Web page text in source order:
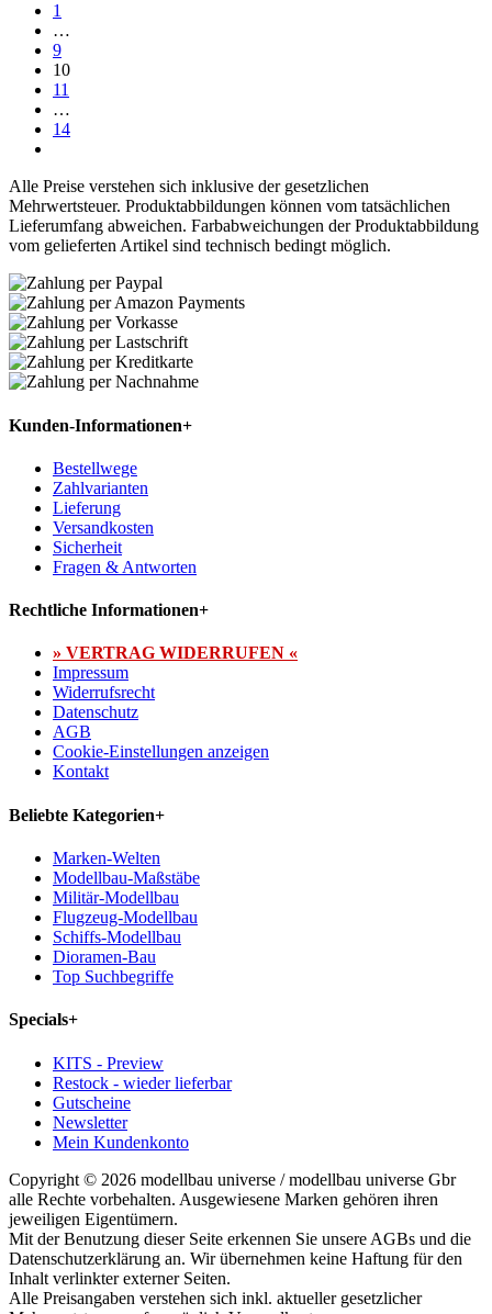
1
…
9
10
11
…
14
Alle Preise verstehen sich inklusive der gesetzlichen
Mehrwertsteuer. Produktabbildungen können vom tatsächlichen
Lieferumfang abweichen. Farbabweichungen der Produktabbildung
vom gelieferten Artikel sind technisch bedingt möglich.
Kunden-Informationen+
Bestellwege
Zahlvarianten
Lieferung
Versandkosten
Sicherheit
Fragen & Antworten
Rechtliche Informationen+
» VERTRAG WIDERRUFEN «
Impressum
Widerrufsrecht
Datenschutz
AGB
Cookie-Einstellungen anzeigen
Kontakt
Beliebte Kategorien+
Marken-Welten
Modellbau-Maßstäbe
Militär-Modellbau
Flugzeug-Modellbau
Schiffs-Modellbau
Dioramen-Bau
Top Suchbegriffe
Specials+
KITS - Preview
Restock - wieder lieferbar
Gutscheine
Newsletter
Mein Kundenkonto
Copyright © 2026 modellbau universe / modellbau universe Gbr
alle Rechte vorbehalten. Ausgewiesene Marken gehören ihren
jeweiligen Eigentümern.
Mit der Benutzung dieser Seite erkennen Sie unsere AGBs und die
Datenschutzerklärung an. Wir übernehmen keine Haftung für den
Inhalt verlinkter externer Seiten.
Alle Preisangaben verstehen sich inkl. aktueller gesetzlicher